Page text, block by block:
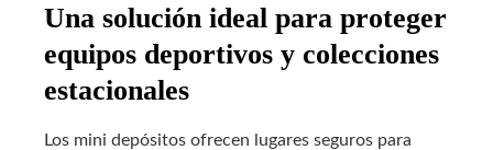
Una solución ideal para proteger
equipos deportivos y colecciones
estacionales
Los mini depósitos ofrecen lugares seguros para